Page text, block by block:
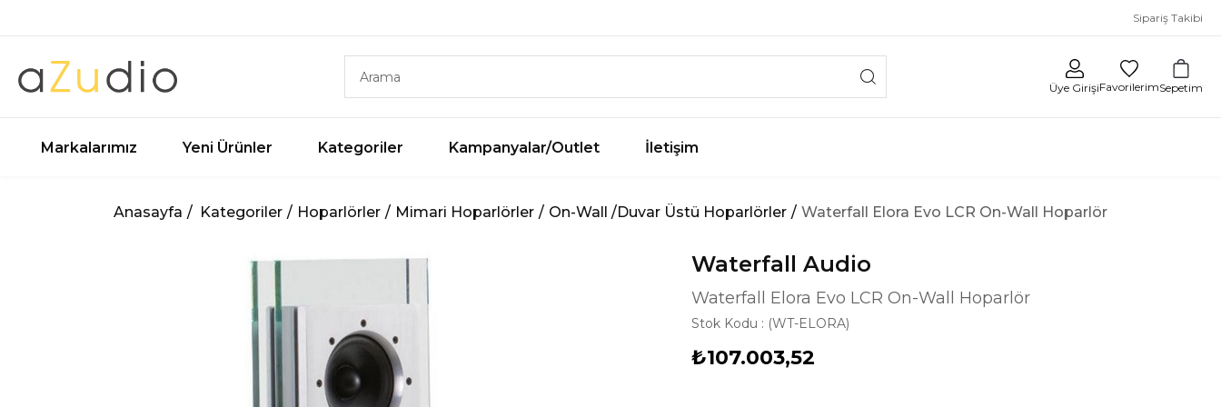
Sipariş Takibi
Üye GirişiFavorilerimSepetim
Markalarımız Yeni Ürünler Kategoriler Kampanyalar/Outlet İletişim
Anasayfa Kategoriler Hoparlörler Mimari Hoparlörler On-Wall /Duvar Üstü Hoparlörler Waterfall Elora Evo LCR On-Wall Hoparlör
Waterfall Audio
Waterfall Elora Evo LCR On-Wall Hoparlör
Stok Kodu (WT-ELORA)
₺107.003,52